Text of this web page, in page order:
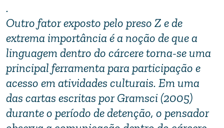
.
Outro fator exposto pelo preso Z e de
extrema importância é a noção de que a
linguagem dentro do cárcere torna-se uma
principal ferramenta para participação e
acesso em atividades culturais. Em uma
das cartas escritas por Gramsci (2005)
durante o período de detenção, o pensador